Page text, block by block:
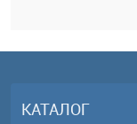
КАТАЛОГ